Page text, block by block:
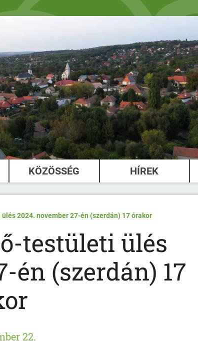
KÖZÖSSÉG HÍREK
2024. november 27-én (szerdán) 17 órakor
testületi ülés
én (szerdán) 17
22.